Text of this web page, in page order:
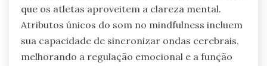
que os atletas aproveitem a clareza mental.
Atributos únicos do som no mindfulness incluem
sua capacidade de sincronizar ondas cerebrais,
melhorando a regulação emocional e a função